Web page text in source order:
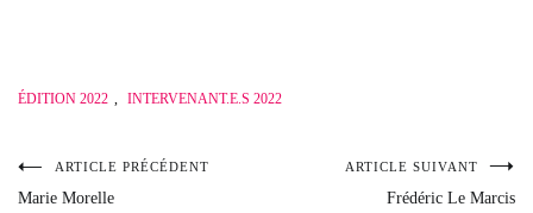
ÉDITION 2022 INTERVENANT.E.S 2022
Navigation
ARTICLE PRÉCÉDENT
Marie Morelle
ARTICLE SUIVANT
Frédéric Le Marcis